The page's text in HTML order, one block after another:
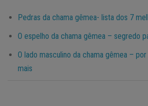
Pedras da chama gêmea- lista dos 7
O espelho da chama gêmea – segredo
O lado masculino da chama gêmea –
mais